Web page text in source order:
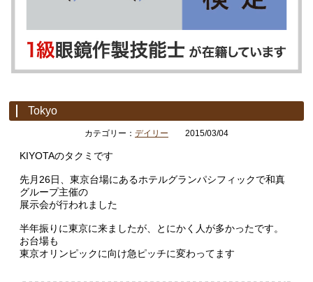
Tokyo
カテゴリー： デイリー 2015/03/04
KIYOTAのタクミです
先月26日、東京台場にあるホテルグランパシフィックで和真
グループ主催の
展示会が行われました
半年振りに東京に来ましたが、とにかく人が多かったです。
お台場も
東京オリンピックに向け急ピッチに変わってます